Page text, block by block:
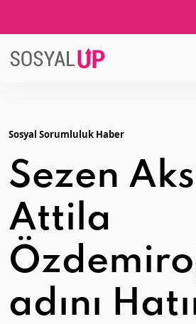
Sosyal Sorumluluk Haber
Sezen
Attila
adını